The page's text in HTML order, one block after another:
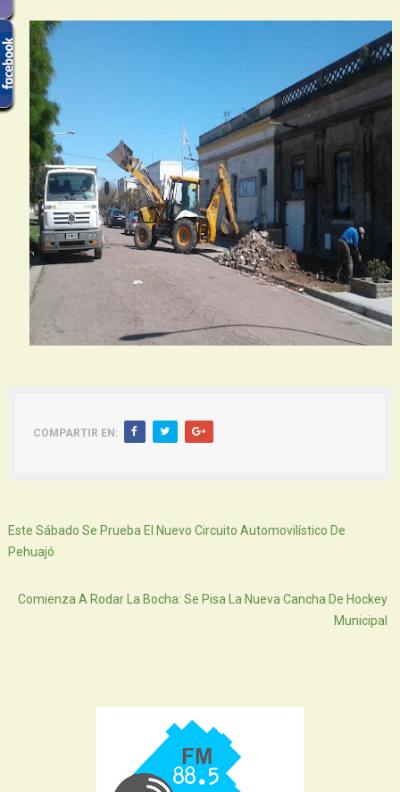
COMPARTIR EN:
Este Sábado Se Prueba El Nuevo Circuito Automovilístico De
Pehuajó
Comienza A Rodar La Bocha: Se Pisa La Nueva Cancha De Hockey
Municipal